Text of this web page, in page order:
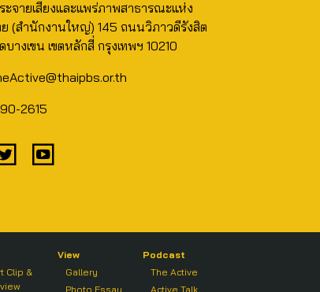
ะจายเสียงและแพร่ภาพสาธารณะแห่ง
ย (สำนักงานใหญ่) 145 ถนนวิภาวดีรังสิต
บางเขน เขตหลักสี่ กรุงเทพฯ 10210
2615
Clip &
View
Gallery
Photo Essay
Podcast
The Active
Active Talk